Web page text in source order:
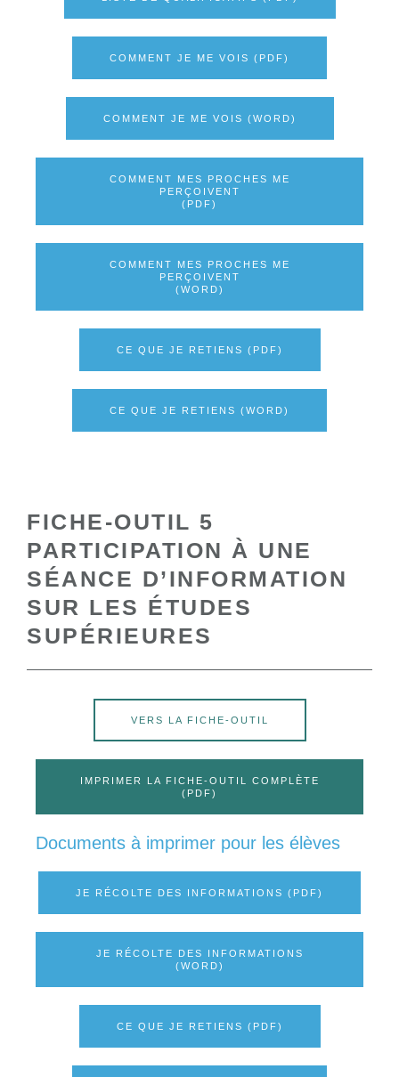
COMMENT JE ME VOIS (PDF)
COMMENT JE ME VOIS (WORD)
COMMENT MES PROCHES ME
PERÇOIVENT
(PDF)
COMMENT MES PROCHES ME
PERÇOIVENT
(WORD)
CE QUE JE RETIENS (PDF)
CE QUE JE RETIENS (WORD)
FICHE-OUTIL 5
PARTICIPATION À UNE
SÉANCE D’INFORMATION
SUR LES ÉTUDES
SUPÉRIEURES
VERS LA FICHE-OUTIL
IMPRIMER LA FICHE-OUTIL COMPLÈTE
(PDF)
Documents à imprimer pour les élèves
JE RÉCOLTE DES INFORMATIONS (PDF)
JE RÉCOLTE DES INFORMATIONS
(WORD)
CE QUE JE RETIENS (PDF)